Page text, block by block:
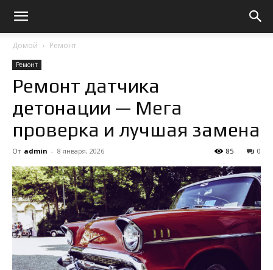
Домой Ремонт
Ремонт
Ремонт датчика
детонации — Мега
проверка и лучшая замена
От admin - 8 января, 2026 0
85